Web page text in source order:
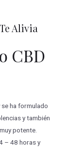
Alivia
CBD
ha formulado
y también
potente.
– 48 horas y